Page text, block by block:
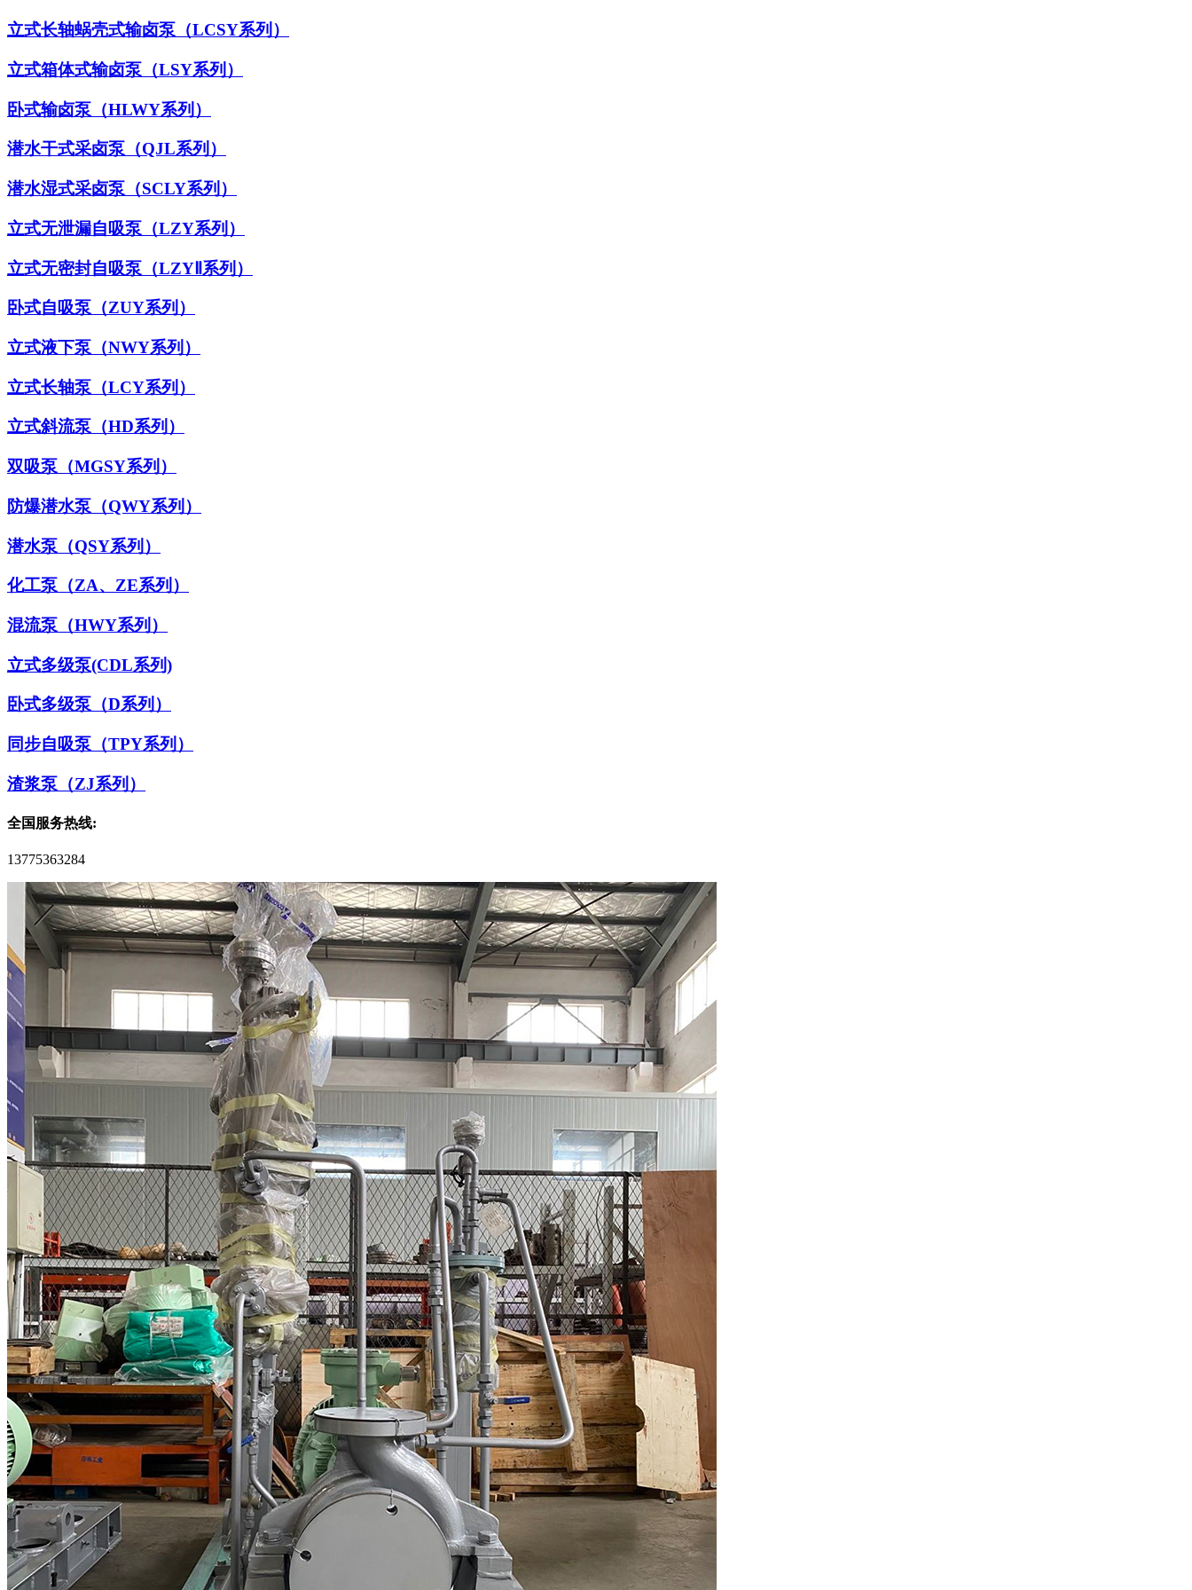
立式长轴蜗壳式输卤泵（LCSY系列）
立式箱体式输卤泵（LSY系列）
卧式输卤泵（HLWY系列）
潜水干式采卤泵（QJL系列）
潜水湿式采卤泵（SCLY系列）
立式无泄漏自吸泵（LZY系列）
立式无密封自吸泵（LZYⅡ系列）
卧式自吸泵（ZUY系列）
立式液下泵（NWY系列）
立式长轴泵（LCY系列）
立式斜流泵（HD系列）
双吸泵（MGSY系列）
防爆潜水泵（QWY系列）
潜水泵（QSY系列）
化工泵（ZA、ZE系列）
混流泵（HWY系列）
立式多级泵(CDL系列)
卧式多级泵（D系列）
同步自吸泵（TPY系列）
渣浆泵（ZJ系列）
全国服务热线:
13775363284